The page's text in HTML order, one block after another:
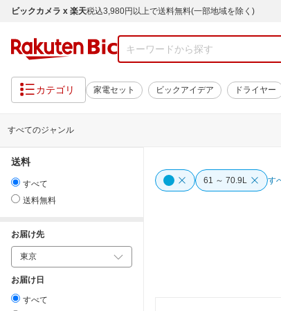
ビックカメラ x 楽天税込3,980円以上で送料無料(一部地域を除く)
カテゴリ 家電セット ビックアイデア ドライヤー
すべてのジャンル
送料
すべて
送料無料
お届け先
お届け日
すべて
61 ～ 70.9L す